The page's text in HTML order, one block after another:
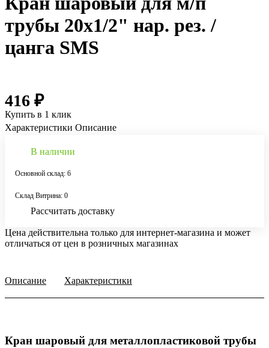
трубы 20х1/2" нар. рез. /
цанга SMS
416 ₽
Купить в 1 клик
Характеристики Описание
В наличии
Основной склад: 6
Склад Витрина: 0
Рассчитать доставку
Цена действительна только для интернет-магазина и может
отличаться от цен в розничных магазинах
Описание Характеристики
Кран шаровый для металлопластиковой трубы